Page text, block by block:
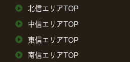
北信エリアTOP
中信エリアTOP
東信エリアTOP
南信エリアTOP